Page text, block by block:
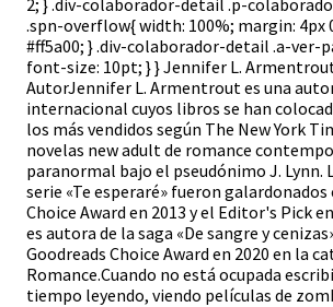
2; } .div-colaborador-detail .p-
.spn-overflow{ width: 100%; margin: 4px
#ff5a00; } .div-colaborador-detail .a-ver-
font-size: 10pt; } } Jennifer L.
AutorJennifer L. Armentrout es una
internacional cuyos libros se han
los más vendidos según The New York
novelas new adult de romance
paranormal bajo el pseudónimo J. Lynn.
serie «Te esperaré» fueron galardonados
Choice Award en 2013 y el Editor's Pick
es autora de la saga «De sangre y
Goodreads Choice Award en 2020 en la
Romance.Cuando no está ocupada
tiempo leyendo, viendo películas de